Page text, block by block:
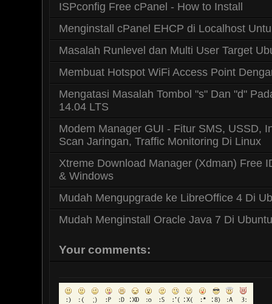
ISPconfig Free cPanel - How to Install
Menginstall cPanel EHCP di Localhost
Masalah Runlevel dan Multi User Target
Membuat Hotspot WiFi Access Point
Mengatasi Masalah Tombol "s" Dan "d"
14.04 LTS
Modem Manager GUI - Fitur SMS, USSD,
Scan Jaringan, Traffic Monitoring Di Linux
Xtreme Download Manager (Xdman) Free
& Windows
Mudah Mengupgrade ke LibreOffice 4 Di
Mudah Menginstall Oracle Java 7 Di Ubuntu
Your comments: